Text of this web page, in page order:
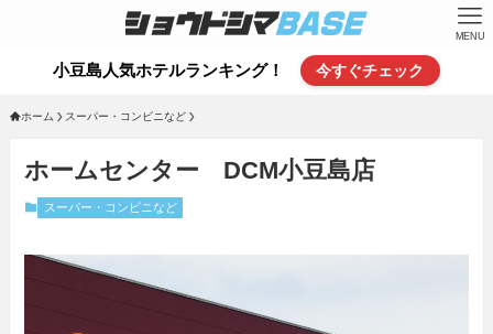
MENU
小豆島人気ホテルランキング！ 今すぐチェック
ホーム スーパー・コンビニなど
ホームセンター DCM小豆島店
スーパー・コンビニなど